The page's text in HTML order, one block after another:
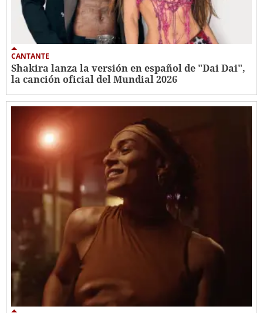
CANTANTE
Shakira lanza la versión en español de "Dai Dai",
la canción oficial del Mundial 2026